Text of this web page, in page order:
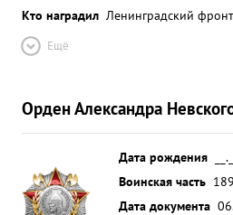
Кто наградил Ленинградский фронт
Ещё
Орден Александра
Дата рождения
Воинская часть
Дата документа